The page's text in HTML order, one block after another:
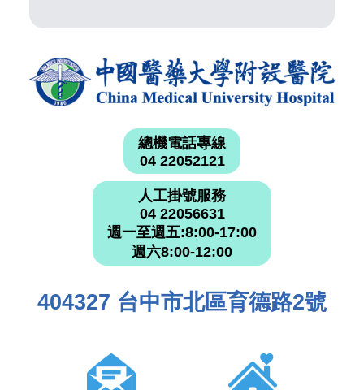
總機電話專線
04 22052121
人工掛號服務
04 22056631
週一至週五:8:00-17:00
週六8:00-12:00
404327 台中市北區育德路2號